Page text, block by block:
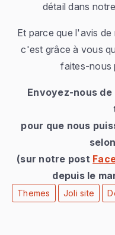
détail dans
Et parce que l'avis
c'est grâce à vous
faites-nous
Envoyez-nous
pour que nous
(sur notre post
depuis le
Themes Joli site